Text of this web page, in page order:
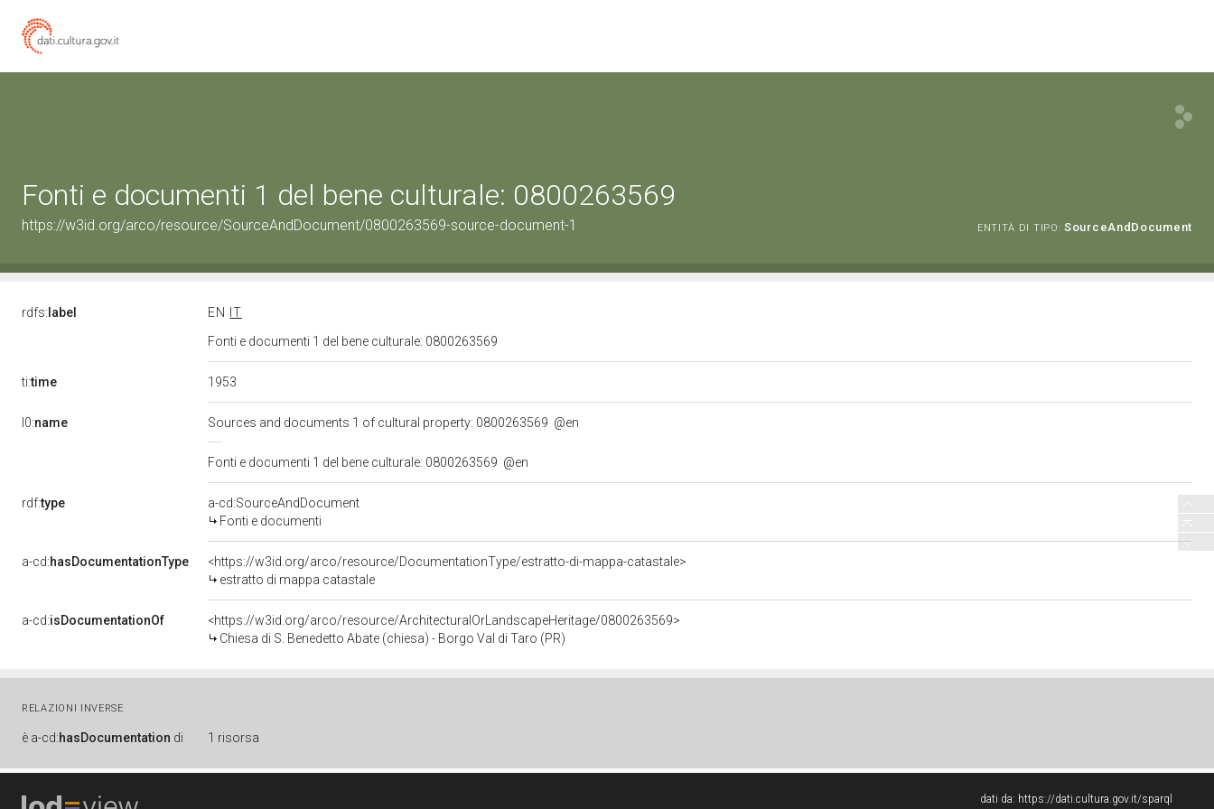
Fonti e documenti 1 del bene culturale: 0800263569
https://w3id.org/arco/resource/SourceAndDocument/0800263569-source-document-1 ENTITÀ DI TIPO: SourceAndDocument
rdfs: label EN
IT
Fonti e documenti 1 del bene culturale: 0800263569
ti:time 1953
l0:name Sources and documents 1 of cultural property: 0800263569 @en
Fonti e documenti 1 del bene culturale: 0800263569 @en
rdf:type
a-cd:SourceAndDocument
Fonti e documenti
a-cd:hasDocumentationType
<https://w3id.org/arco/resource/DocumentationType/estratto-di-mappa-catastale>
estratto di mappa catastale
a-cd:isDocumentationOf
<https://w3id.org/arco/resource/ArchitecturalOrLandscapeHeritage/0800263569>
Chiesa di S. Benedetto Abate (chiesa) - Borgo Val di Taro (PR)
RELAZIONI INVERSE
è a-cd:hasDocumentation di 1 risorsa
dati da: https://dati.cultura.gov.it/sparql